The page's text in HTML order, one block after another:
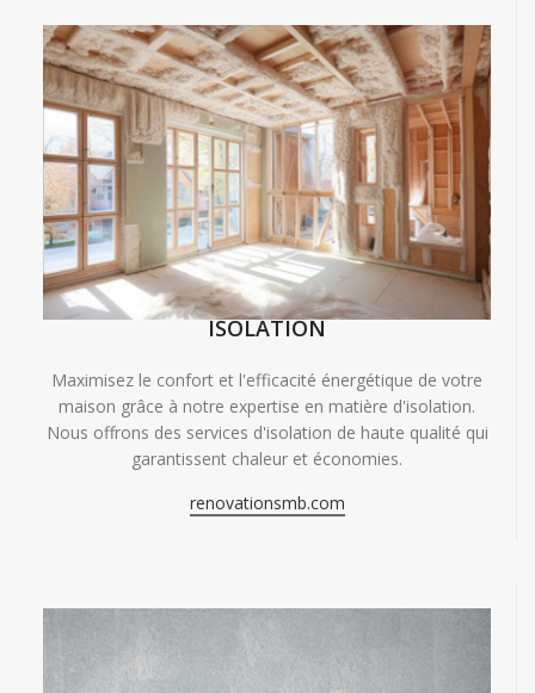
ISOLATION
Maximisez le confort et l'efficacité énergétique de votre
maison grâce à notre expertise en matière d'isolation.
Nous offrons des services d'isolation de haute qualité qui
garantissent chaleur et économies.
renovationsmb.com